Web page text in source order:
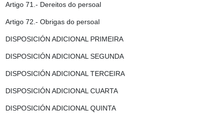
Artigo 71.- Dereitos do persoal
Artigo 72.- Obrigas do persoal
DISPOSICIÓN ADICIONAL PRIMEIRA
DISPOSICIÓN ADICIONAL SEGUNDA
DISPOSICIÓN ADICIONAL TERCEIRA
DISPOSICIÓN ADICIONAL CUARTA
DISPOSICIÓN ADICIONAL QUINTA